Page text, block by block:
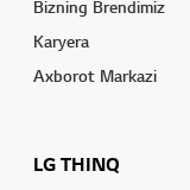
Bizning Brendimiz
Karyera
Axborot Markazi
LG THINQ